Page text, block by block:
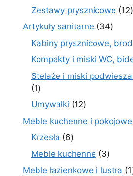
produkty
Zestawy prysznicowe 1212
Artykuły sanitarne 3434
Kabiny prysznicowe,
Kompakty i miski WC,
Stelaże i miski
11
produkt
Umywalki 1212
produktów
Meble kuchenne i pokojowe
Krzesła 66
produktów
Meble kuchenne 33
Meble łazienkowe i lustra 1